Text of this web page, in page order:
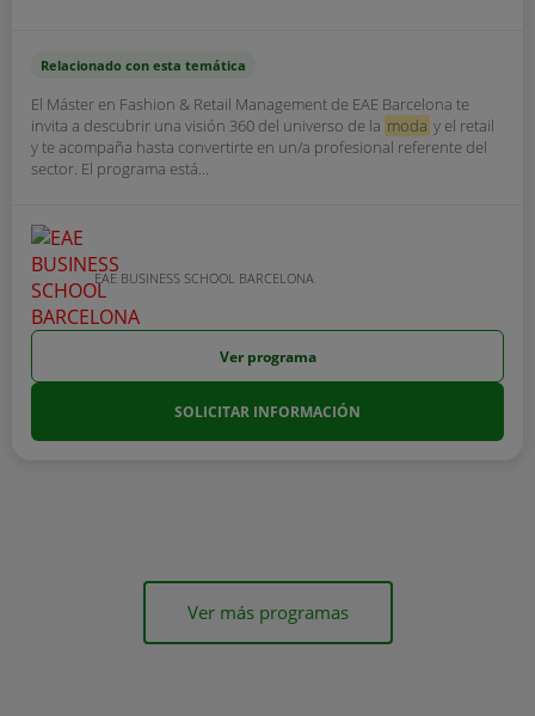
Relacionado con esta temática
El Máster en Fashion & Retail Management de EAE Barcelona te
invita a descubrir una visión 360 del universo de la moda y el retail
y te acompaña hasta convertirte en un/a profesional referente del
sector. El programa está...
EAE BUSINESS SCHOOL BARCELONA
Ver programa
SOLICITAR INFORMACIÓN
Ver más programas